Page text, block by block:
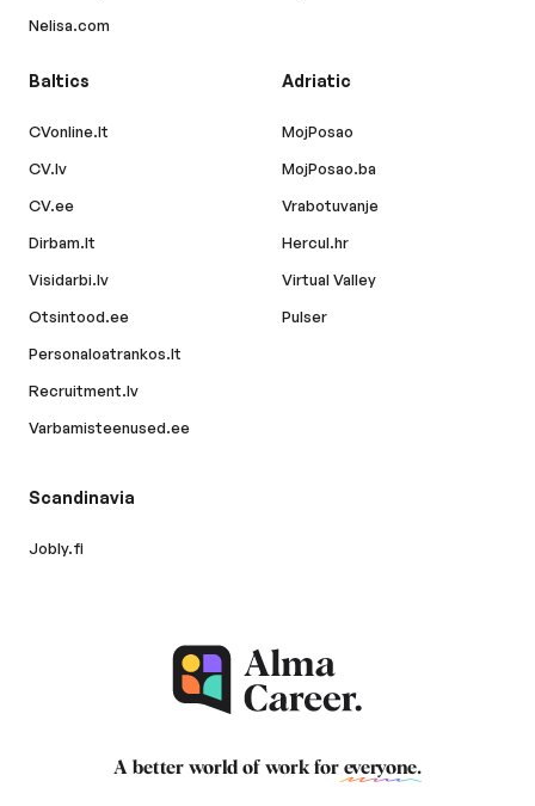
Nelisa.com
Baltics
CVonline.lt
CV.lv
CV.ee
Dirbam.lt
Visidarbi.lv
Otsintood.ee
Personaloatrankos.lt
Recruitment.lv
Varbamisteenused.ee
Adriatic
MojPosao
MojPosao.ba
Vrabotuvanje
Hercul.hr
Virtual Valley
Pulser
Scandinavia
Jobly.fi
A better world of work for everyone.